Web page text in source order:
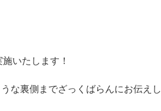
いたします！
な裏側までざっくばらんにお伝えし